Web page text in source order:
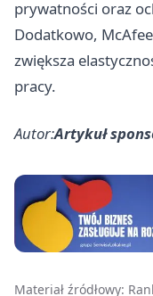
prywatności oraz
Dodatkowo,
zwiększa
pracy.
Autor:Artykuł
Materiał źródłowy: